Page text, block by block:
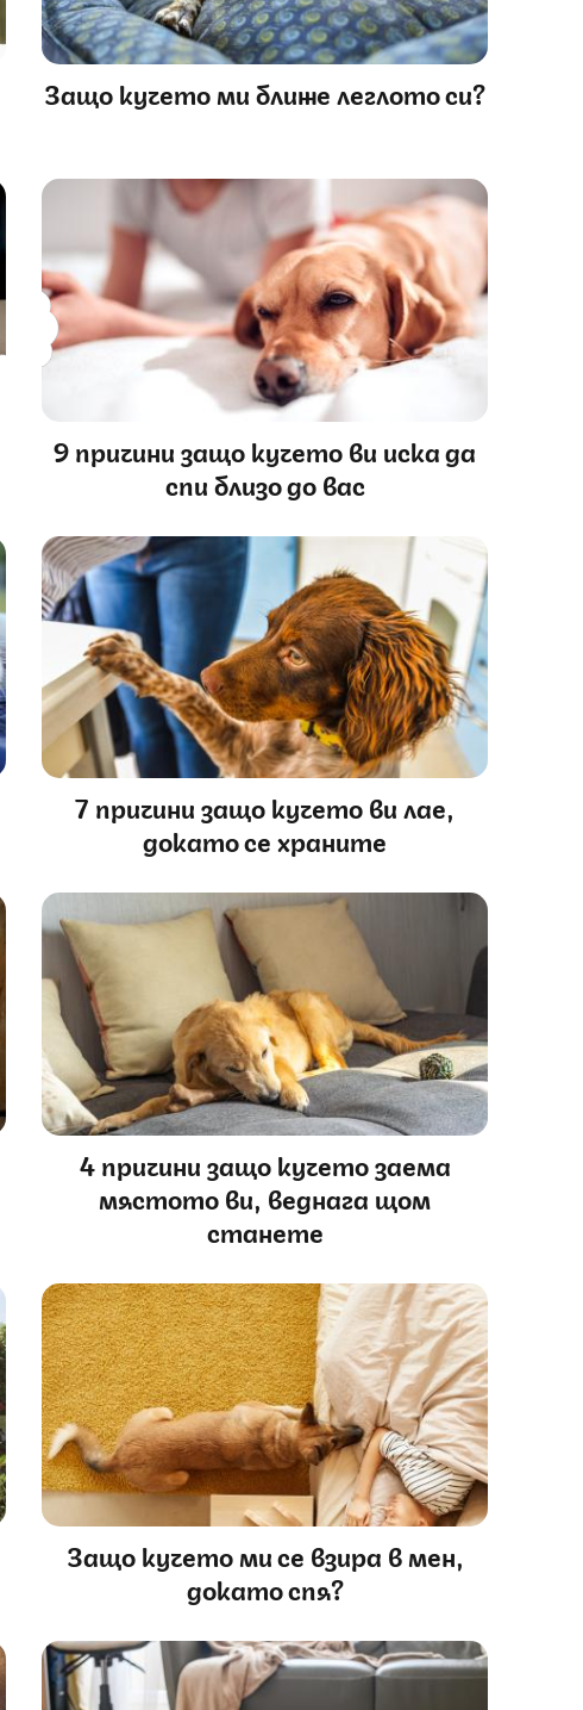
Защо кучето ми ближе леглото си?
9 причини защо кучето ви иска да
спи близо до вас
7 причини защо кучето ви лае,
докато се храните
4 причини защо кучето заема
мястото ви, веднага щом
станете
Защо кучето ми се взира в мен,
докато спя?